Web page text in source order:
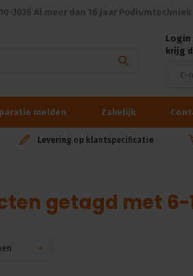
2026 Al meer dan 16 jaar Podiumtechniek
Login
krijg
melden Zakelijk
Levering op klantspecificatie
getagd met